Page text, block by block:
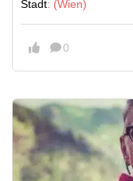
Stadt: (Wien)
0